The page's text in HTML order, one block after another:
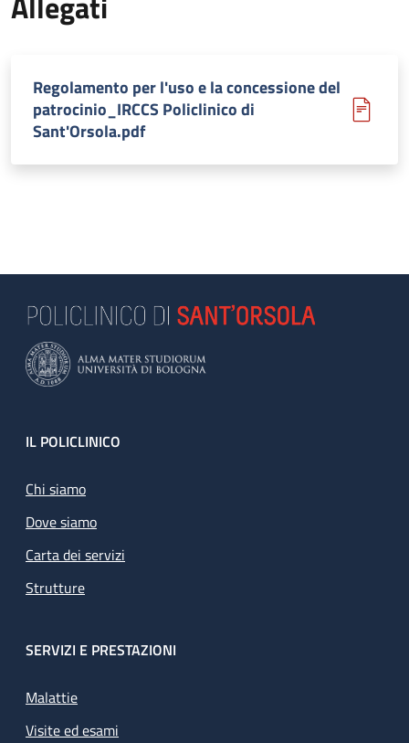
Regolamento per l'uso e la concessione del
patrocinio_IRCCS Policlinico di
Sant'Orsola.pdf
Footer
IL POLICLINICO
Chi siamo
Dove siamo
Carta dei servizi
Strutture
SERVIZI E PRESTAZIONI
Malattie
Visite ed esami